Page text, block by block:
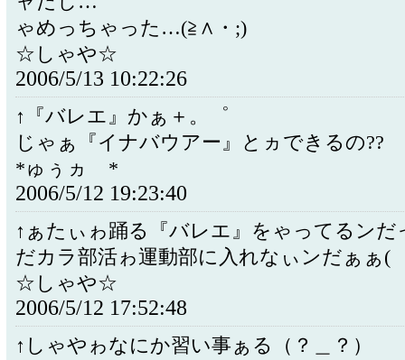
ゃめっちゃった…(≧∧・;)
☆しゃや☆
2006/5/13 10:22:26
↑『バレエ』かぁ＋。゜
じゃぁ『イナバウアー』とヵできるの??
*ゅぅヵゝ*
2006/5/12 19:23:40
↑ぁたぃゎ踊る『バレエ』をゃってるンだ
だカラ部活ゎ運動部に入れなぃンだぁぁ(
☆しゃや☆
2006/5/12 17:52:48
↑しゃやゎなにか習い事ぁる（？＿？）